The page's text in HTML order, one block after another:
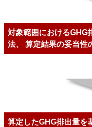
対象範囲におけるGHG
法、 算定結果の妥当性
算定したGHG排出量を